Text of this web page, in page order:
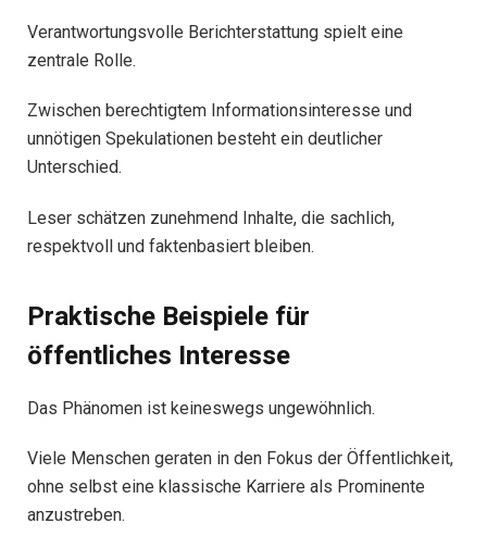
Verantwortungsvolle Berichterstattung spielt eine
zentrale Rolle.
Zwischen berechtigtem Informationsinteresse und
unnötigen Spekulationen besteht ein deutlicher
Unterschied.
Leser schätzen zunehmend Inhalte, die sachlich,
respektvoll und faktenbasiert bleiben.
Praktische Beispiele für
öffentliches Interesse
Das Phänomen ist keineswegs ungewöhnlich.
Viele Menschen geraten in den Fokus der Öffentlichkeit,
ohne selbst eine klassische Karriere als Prominente
anzustreben.